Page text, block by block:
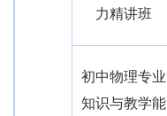
力精讲班
初中物理专业
知识与教学能